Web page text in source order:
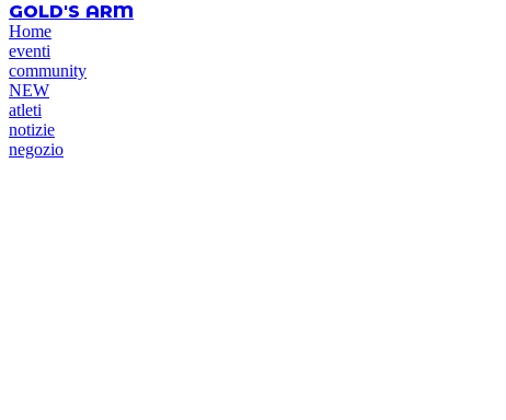
GOLD'S ARM
Home
eventi
community
NEW
atleti
notizie
negozio